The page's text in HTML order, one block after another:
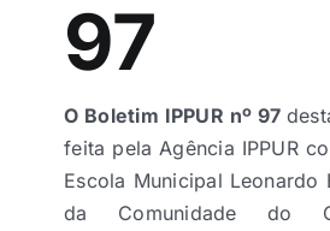
97
O Boletim IPPUR nº 97
feita pela Agência IPPUR
Escola Municipal Leonardo
da Comunidade do